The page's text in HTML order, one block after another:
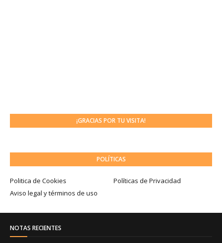
¡GRACIAS POR TU VISITA!
POLÍTICAS
Politica de Cookies
Políticas de Privacidad
Aviso legal y términos de uso
NOTAS RECIENTES